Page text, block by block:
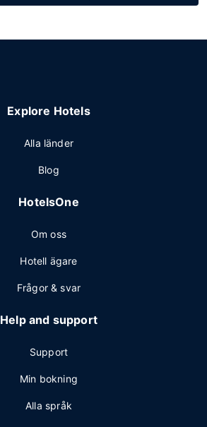
Explore Hotels
Alla länder
Blog
HotelsOne
Om oss
Hotell ägare
Frågor & svar
Help and support
Support
Min bokning
Alla språk